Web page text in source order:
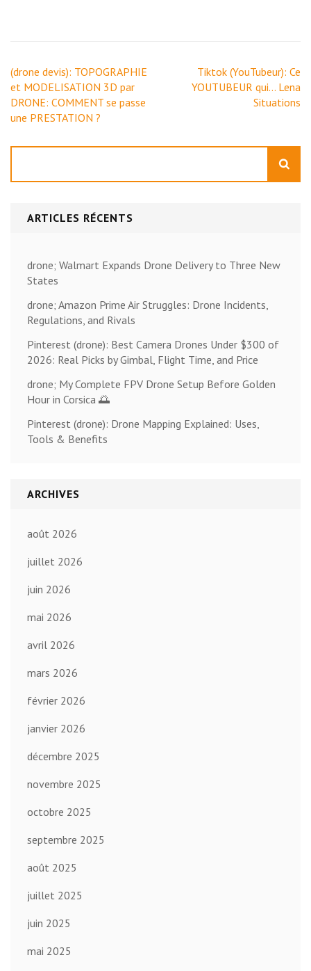
Navigation
de
l’article
(drone devis): TOPOGRAPHIE
et MODELISATION 3D par
DRONE: COMMENT se passe
une PRESTATION ?
Tiktok (YouTubeur): Ce
YOUTUBEUR qui… Lena
Situations
ARTICLES RÉCENTS
drone; Walmart Expands Drone Delivery to Three New
States
drone; Amazon Prime Air Struggles: Drone Incidents,
Regulations, and Rivals
Pinterest (drone): Best Camera Drones Under $300 of
2026: Real Picks by Gimbal, Flight Time, and Price
drone; My Complete FPV Drone Setup Before Golden
Hour in Corsica 🌅
Pinterest (drone): Drone Mapping Explained: Uses,
Tools & Benefits
ARCHIVES
août 2026
juillet 2026
juin 2026
mai 2026
avril 2026
mars 2026
février 2026
janvier 2026
décembre 2025
novembre 2025
octobre 2025
septembre 2025
août 2025
juillet 2025
juin 2025
mai 2025